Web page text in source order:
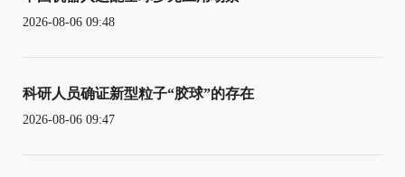
2026-08-06 09:48
科研人员确证新型粒子“胶球”的存在
2026-08-06 09:47